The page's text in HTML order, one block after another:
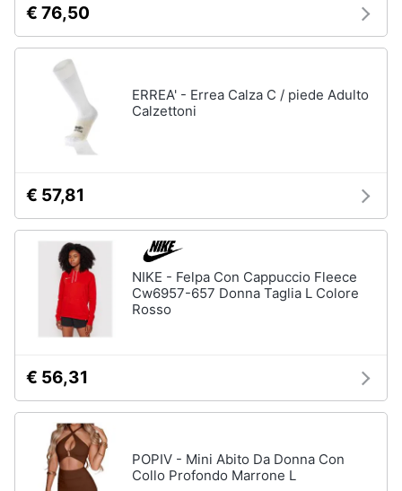
€ 76,50
ERREA' - Errea Calza C / piede Adulto
Calzettoni
€ 57,81
NIKE - Felpa Con Cappuccio Fleece
Cw6957-657 Donna Taglia L Colore
Rosso
€ 56,31
POPIV - Mini Abito Da Donna Con
Collo Profondo Marrone L